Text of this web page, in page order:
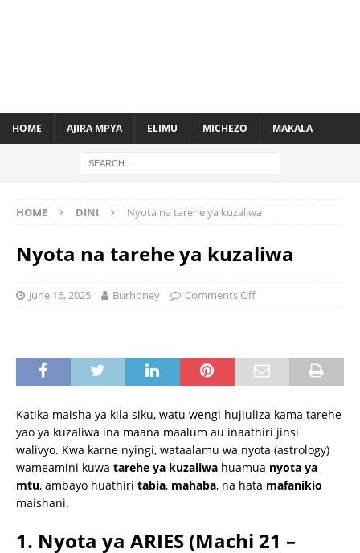
HOME AJIRA MPYA ELIMU MICHEZO MAKALA
HOME DINI Nyota na tarehe ya kuzaliwa
Nyota na tarehe ya kuzaliwa
June 16, 2025 Burhoney Comments Off
Katika maisha ya kila siku, watu wengi hujiuliza kama tarehe
yao ya kuzaliwa ina maana maalum au inaathiri jinsi
walivyo. Kwa karne nyingi, wataalamu wa nyota (astrology)
wameamini kuwa tarehe ya kuzaliwa huamua nyota ya
mtu, ambayo huathiri tabia, mahaba, na hata mafanikio
maishani.
1. Nyota ya ARIES (Machi 21 –